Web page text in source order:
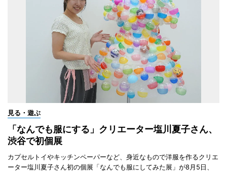
見る・遊ぶ
「なんでも服にする」クリエーター塩川夏子さん、
渋谷で初個展
カプセルトイやキッチンペーパーなど、身近なもので洋服を作るクリエ
ーター塩川夏子さん初の個展「なんでも服にしてみた展」が8月5日、